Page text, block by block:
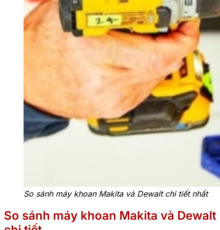
So sánh máy khoan Makita và Dewalt chi tiết nhất
So sánh máy khoan Makita và Dewalt